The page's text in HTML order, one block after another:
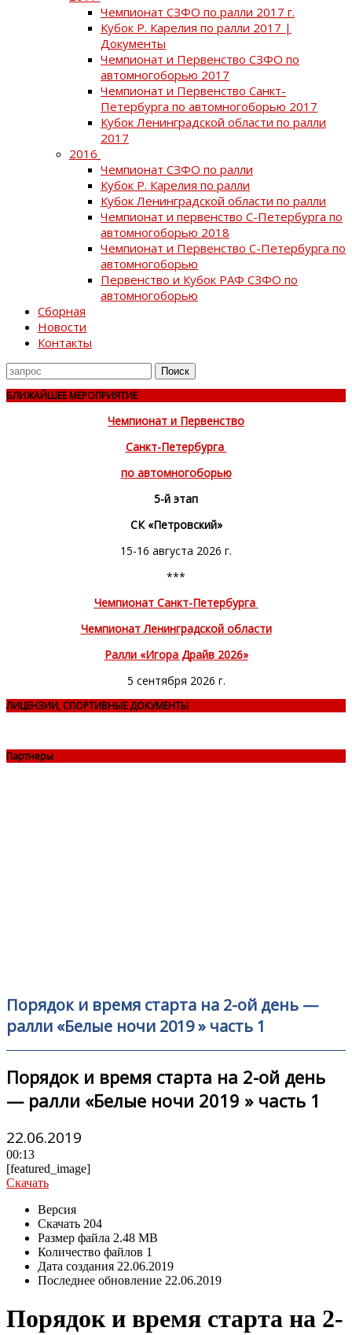
Чемпионат СЗФО по ралли 2017 г.
Кубок Р. Карелия по ралли 2017 |
Документы
Чемпионат и Первенство СЗФО по
автомногоборью 2017
Чемпионат и Первенство Санкт-
Петербурга по автомногоборью 2017
Кубок Ленинградской области по ралли
2017
2016
Чемпионат СЗФО по ралли
Кубок Р. Карелия по ралли
Кубок Ленинградской области по ралли
Чемпионат и первенство С-Петербурга по
автомногоборью 2018
Чемпионат и Первенство С-Петербурга по
автомногоборью
Первенство и Кубок РАФ СЗФО по
автомногоборью
Сборная
Новости
Контакты
Поиск
для
БЛИЖАЙШЕЕ МЕРОПРИЯТИЕ
Чемпионат и Первенство
Санкт-Петербурга
по автомногоборью
5-й этап
СК «Петровский»
15-16 августа 2026 г.
***
Чемпионат Санкт-Петербурга
Чемпионат Ленинградской области
Ралли «Игора Драйв 2026»
5 сентября 2026 г.
ЛИЦЕНЗИИ, СПОРТИВНЫЕ ДОКУМЕНТЫ
Партнеры
Порядок и время старта на 2-ой день —
ралли «Белые ночи 2019 » часть 1
Порядок и время старта на 2-ой день
— ралли «Белые ночи 2019 » часть 1
22.06.2019
00:13
[featured_image]
Скачать
Версия
Скачать 204
Размер файла 2.48 MB
Количество файлов 1
Дата создания 22.06.2019
Последнее обновление 22.06.2019
Порядок и время старта на 2-